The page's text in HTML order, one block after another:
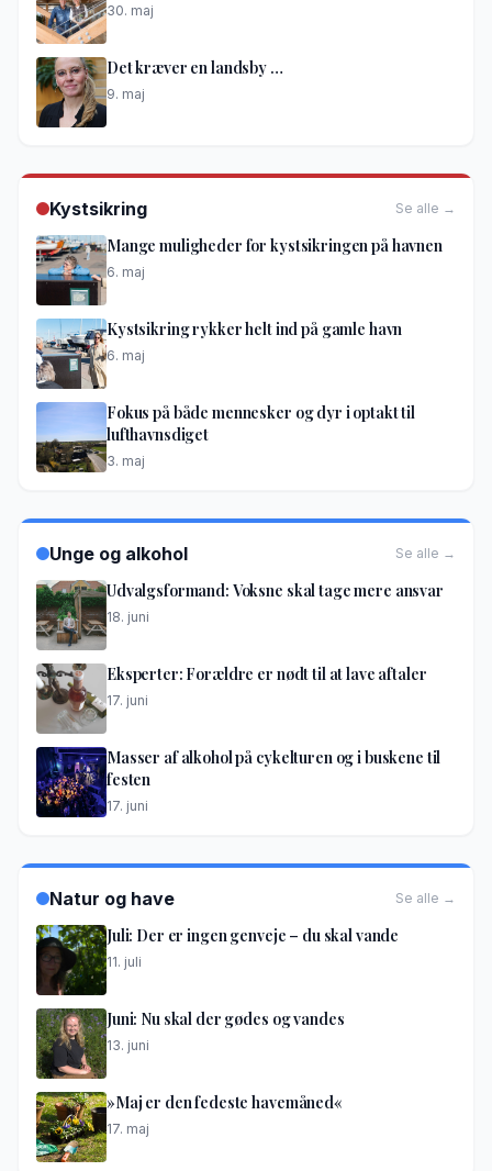
30. maj
Det kræver en landsby …
9. maj
Kystsikring Se alle →
Mange muligheder for kystsikringen på havnen
6. maj
Kystsikring rykker helt ind på gamle havn
6. maj
Fokus på både mennesker og dyr i optakt til
lufthavnsdiget
3. maj
Unge og alkohol Se alle →
Udvalgsformand: Voksne skal tage mere ansvar
18. juni
Eksperter: Forældre er nødt til at lave aftaler
17. juni
Masser af alkohol på cykelturen og i buskene til
festen
17. juni
Natur og have Se alle →
Juli: Der er ingen genveje – du skal vande
11. juli
Juni: Nu skal der gødes og vandes
13. juni
»Maj er den fedeste havemåned«
17. maj